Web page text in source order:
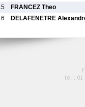
FRANCEZ Theo
DELAFENETRE
tél : 01